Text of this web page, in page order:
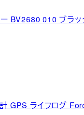
BV2680 010 ブラッ
GPS ライフログ